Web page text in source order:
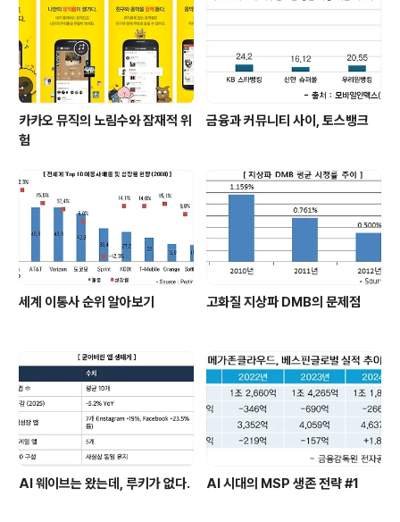
카카오 뮤직의 노림수와 잠재적 위
험
금융과 커뮤니티 사이, 토스뱅크
세계 이통사 순위 알아보기 고화질 지상파 DMB의 문제점
AI 웨이브는 왔는데, 루키가 없다. AI 시대의 MSP 생존 전략 #1